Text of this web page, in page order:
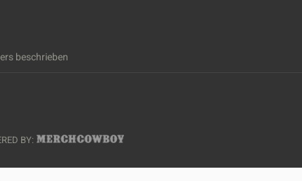
beschrieben
BY: